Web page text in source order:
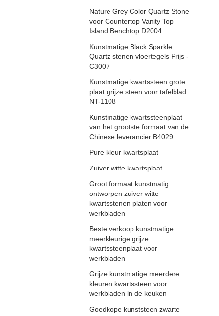
Nature Grey Color Quartz Stone
voor Countertop Vanity Top
Island Benchtop D2004
Kunstmatige Black Sparkle
Quartz stenen vloertegels Prijs -
C3007
Kunstmatige kwartssteen grote
plaat grijze steen voor tafelblad
NT-1108
Kunstmatige kwartssteenplaat
van het grootste formaat van de
Chinese leverancier B4029
Pure kleur kwartsplaat
Zuiver witte kwartsplaat
Groot formaat kunstmatig
ontworpen zuiver witte
kwartsstenen platen voor
werkbladen
Beste verkoop kunstmatige
meerkleurige grijze
kwartssteenplaat voor
werkbladen
Grijze kunstmatige meerdere
kleuren kwartssteen voor
werkbladen in de keuken
Goedkope kunststeen zwarte